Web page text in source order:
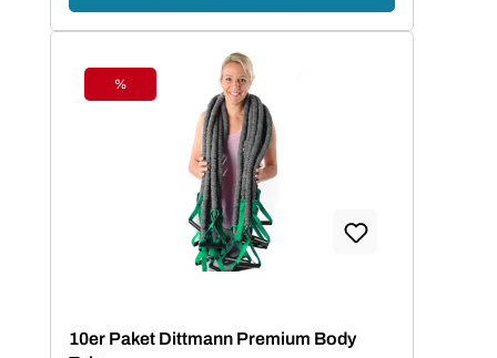
Rabatt
%
10er Paket Dittmann Premium Body